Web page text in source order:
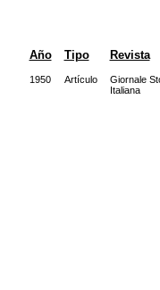
Año Tipo Revista
1950 Artículo
Giornale
Italiana